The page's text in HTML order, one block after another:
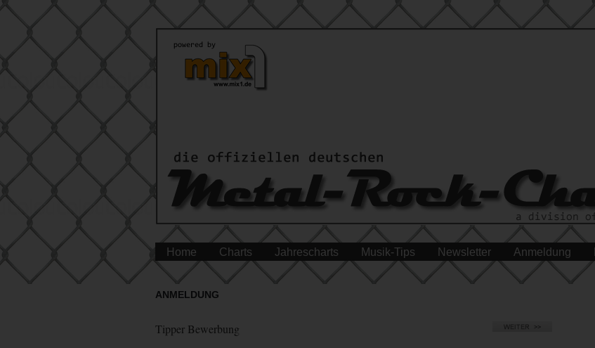
Home Charts Jahrescharts Musik-Tips Newsletter Anmeldung
ANMELDUNG
Tipper Bewerbung
Mehr Info